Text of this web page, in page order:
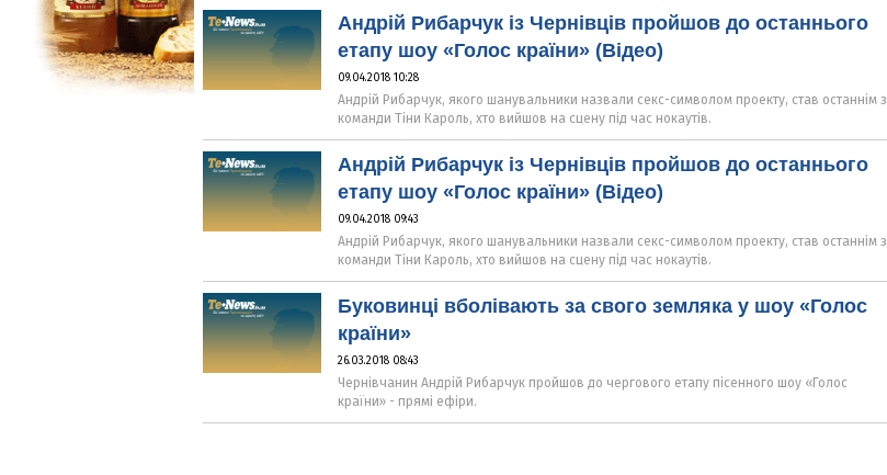
Андрій Рибарчук із Чернівців пройшов до останнього
етапу шоу «Голос країни» (Відео)
09.04.2018 10:28
Андрій Рибарчук, якого шанувальники назвали секс-символом проекту, став останнім з
команди Тіни Кароль, хто вийшов на сцену під час нокаутів.
Андрій Рибарчук із Чернівців пройшов до останнього
етапу шоу «Голос країни» (Відео)
09.04.2018 09:43
Андрій Рибарчук, якого шанувальники назвали секс-символом проекту, став останнім з
команди Тіни Кароль, хто вийшов на сцену під час нокаутів.
Буковинці вболівають за свого земляка у шоу «Голос
країни»
26.03.2018 08:43
Чернівчанин Андрій Рибарчук пройшов до чергового етапу пісенного шоу «Голос
країни» - прямі ефіри.